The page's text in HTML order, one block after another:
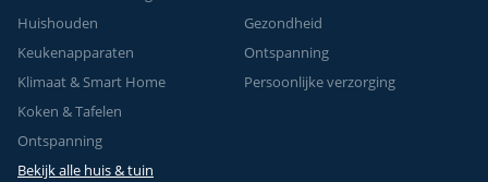
Huishouden
Keukenapparaten
Klimaat & Smart Home
Koken & Tafelen
Ontspanning
Bekijk alle huis & tuin
Gezondheid
Ontspanning
Persoonlijke verzorging